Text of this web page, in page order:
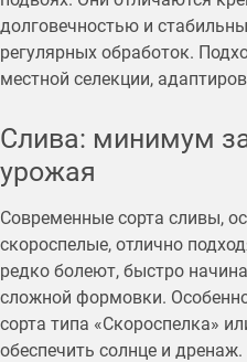
долговечностью и
регулярных обработок.
местной селекции,
Слива: минимум
урожая
Современные сорта сливы,
скороспелые, отлично
редко болеют, быстро
сложной формовки.
сорта типа «Скороспелка»
обеспечить солнце и дренаж.